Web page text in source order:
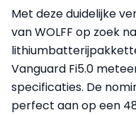
Met deze duidelijke
van WOLFF op zoek
Vanguard Fi5.0
specificaties. De
perfect aan op een